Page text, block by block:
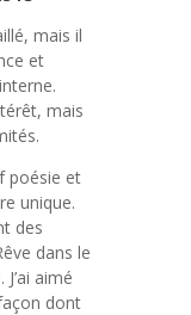
mais il
et
mais
poésie et
unique.
des
dans le
aimé
dont